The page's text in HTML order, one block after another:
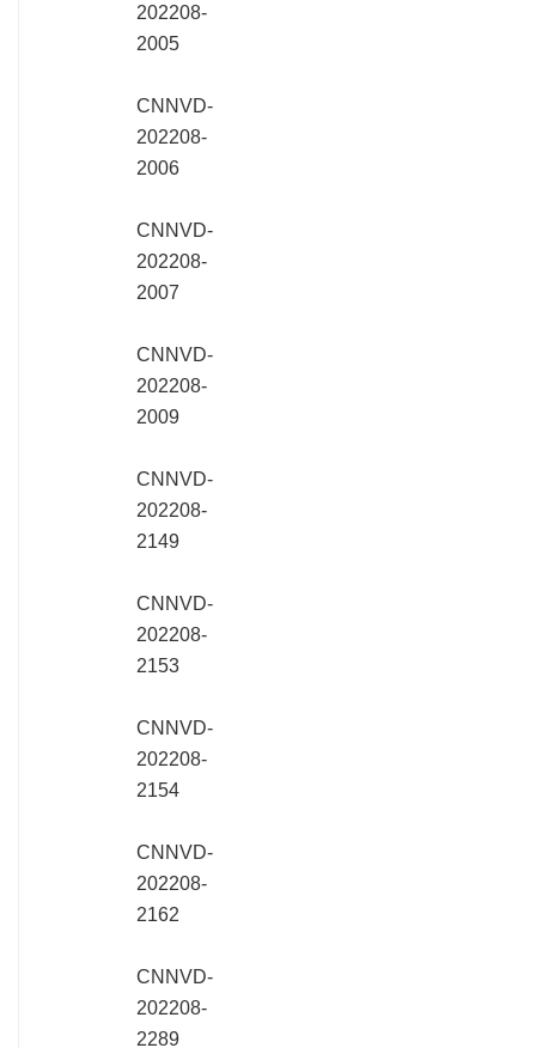
202208-
2005
CNNVD-
202208-
2006
CNNVD-
202208-
2007
CNNVD-
202208-
2009
CNNVD-
202208-
2149
CNNVD-
202208-
2153
CNNVD-
202208-
2154
CNNVD-
202208-
2162
CNNVD-
202208-
2289